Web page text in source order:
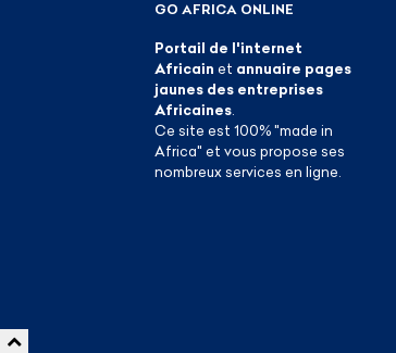
GO AFRICA ONLINE
Portail de l'internet
Africain et annuaire pages
jaunes des entreprises
Africaines
Ce site est 100% "made in
Africa" et vous propose ses
nombreux services en ligne.